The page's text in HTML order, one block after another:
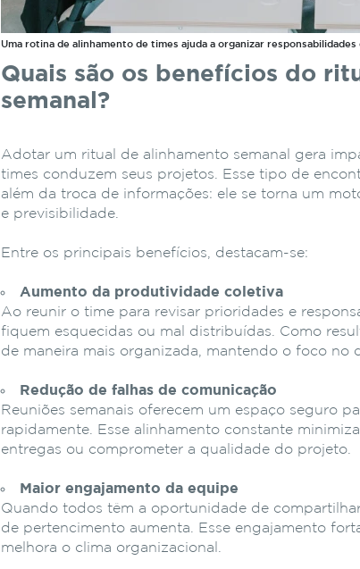
Uma rotina de alinhamento de times ajuda a organizar
Quais são os benefícios do
semanal?
Adotar um ritual de alinhamento semanal gera
times conduzem seus projetos. Esse tipo de
além da troca de informações: ele se torna um
e previsibilidade.
Entre os principais benefícios, destacam-se:
Aumento da produtividade coletiva
Ao reunir o time para revisar prioridades e
fiquem esquecidas ou mal distribuídas. Como
de maneira mais organizada, mantendo o foco no
Redução de falhas de comunicação
Reuniões semanais oferecem um espaço seguro
rapidamente. Esse alinhamento constante
entregas ou comprometer a qualidade do projeto.
Maior engajamento da equipe
Quando todos têm a oportunidade de
de pertencimento aumenta. Esse engajamento
melhora o clima organizacional.